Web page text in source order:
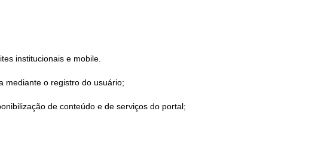
institucionais e mobile.
mediante o registro do usuário;
de conteúdo e de serviços do portal;